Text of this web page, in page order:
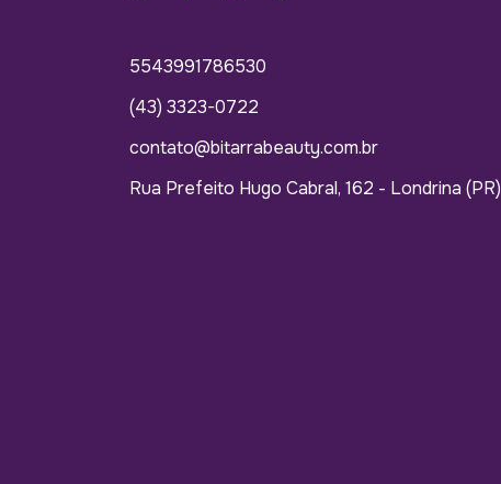
5543991786530
(43) 3323-0722
contato@bitarrabeauty.com.br
Rua Prefeito Hugo Cabral, 162 - Londrina (PR)